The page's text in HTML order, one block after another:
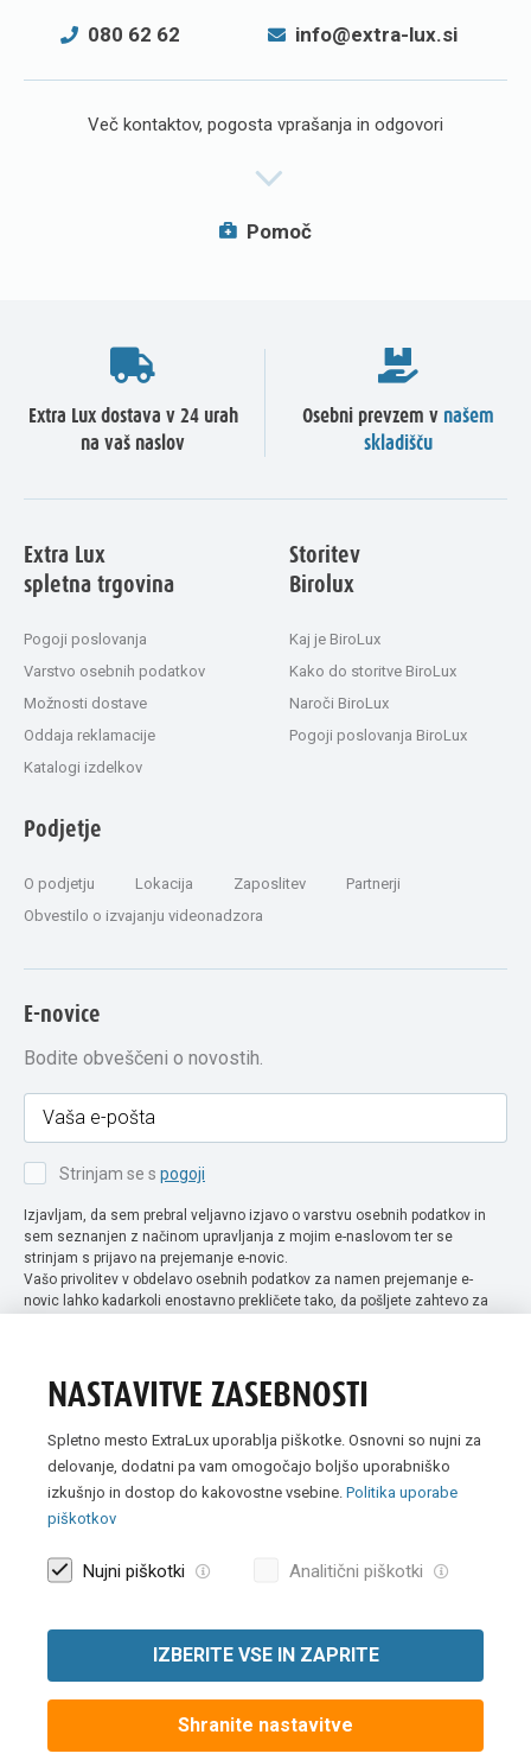
080 62 62 info@extra-lux.si
Več kontaktov, pogosta vprašanja in odgovori
Pomoč
Extra Lux dostava v 24 urah
na vaš naslov
Osebni prevzem v našem
skladišču
Extra Lux
spletna trgovina
Pogoji poslovanja
Varstvo osebnih podatkov
Možnosti dostave
Oddaja reklamacije
Katalogi izdelkov
Storitev
Birolux
Kaj je BiroLux
Kako do storitve BiroLux
Naroči BiroLux
Pogoji poslovanja BiroLux
Podjetje
O podjetju Lokacija Zaposlitev
Partnerji
Obvestilo o izvajanju videonadzora
E-novice
Bodite obveščeni o novostih.
Strinjam se s pogoji
Izjavljam, da sem prebral veljavno izjavo o varstvu osebnih podatkov in
sem seznanjen z načinom upravljanja z mojim e-naslovom ter se
strinjam s prijavo na prejemanje e-novic.
Vašo privolitev v obdelavo osebnih podatkov za namen prejemanje e-
novic lahko kadarkoli enostavno prekličete tako, da pošljete zahtevo za
Vse slike so simbolične. Vse cene v spletni trgovini Extra Lux so
prikazane brez DDV-ja.
© 2007 -2026 Extra Lux d.o.o. Vse pravice pridržane | Politika uporabe
NASTAVITVE ZASEBNOSTI
Spletno mesto ExtraLux uporablja piškotke. Osnovni so nujni za
delovanje, dodatni pa vam omogočajo boljšo uporabniško
izkušnjo in dostop do kakovostne vsebine. Politika uporabe
piškotkov
Nujni piškotki Analitični piškotki
IZBERITE VSE IN ZAPRITE
Shranite nastavitve